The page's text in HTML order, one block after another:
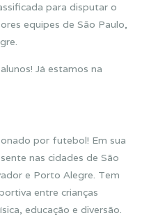
para disputar o
equipes de São Paulo,
Já estamos na
por futebol! Em sua
nas cidades de São
e Porto Alegre. Tem
entre crianças
educação e diversão.